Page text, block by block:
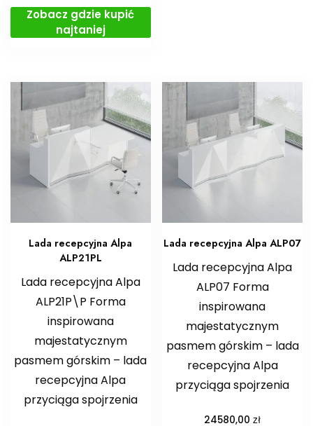
Zobacz gdzie kupić
najtaniej
Lada recepcyjna Alpa
ALP21PL
Lada recepcyjna Alpa
ALP21P\P Forma
inspirowana
majestatycznym
pasmem górskim – lada
recepcyjna Alpa
przyciąga spojrzenia
Lada recepcyjna Alpa ALP07
Lada recepcyjna Alpa
ALP07 Forma
inspirowana
majestatycznym
pasmem górskim – lada
recepcyjna Alpa
przyciąga spojrzenia
24580,00zł